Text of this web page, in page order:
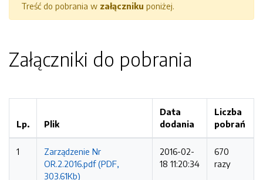
Treść do pobrania w załączniku poniżej.
Załączniki do pobrania
Lp. Plik
Data
dodania
Liczba
pobrań
1
Zarządzenie Nr
OR.2.2016.pdf (PDF,
303.61Kb)
2016-02-
18 11:20:34
670
razy